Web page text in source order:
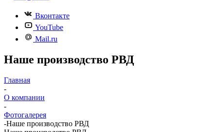
Вконтакте
YouTube
Mail.ru
Наше производство РВД
Главная
-
О компании
-
Фотогалерея
-Наше производство РВД